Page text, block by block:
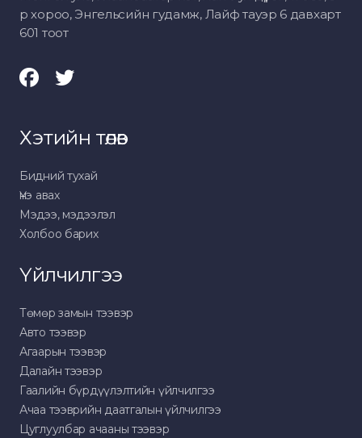
р хороо, Энгельсийн гудамж, Лайф тауэр 6 давхарт
601 тоот
Хэтийн төлөв
Бидний тухай
Үнэ авах
Мэдээ, мэдээлэл
Холбоо барих
Үйлчилгээ
Төмөр замын тээвэр
Авто тээвэр
Агаарын тээвэр
Далайн тээвэр
Гаалийн бүрдүүлэлтийн үйлчилгээ
Ачаа тээврийн даатгалын үйлчилгээ
Цуглуулбар ачааны тээвэр